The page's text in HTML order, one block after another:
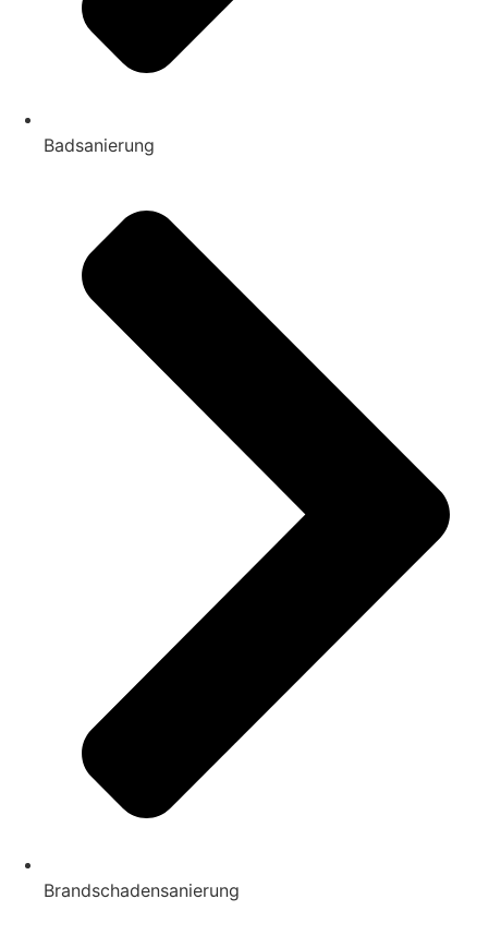
Badsanierung
Brandschadensanierung